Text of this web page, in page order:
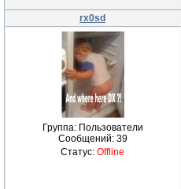
rx0sd
Группа: Пользователи
Сообщений: 39
Статус: Offline